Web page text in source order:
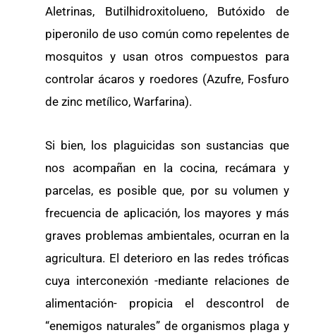
Aletrinas, Butilhidroxitolueno, Butóxido de
piperonilo de uso común como repelentes de
mosquitos y usan otros compuestos para
controlar ácaros y roedores (Azufre, Fosfuro
de zinc metílico, Warfarina).
Si bien, los plaguicidas son sustancias que
nos acompañan en la cocina, recámara y
parcelas, es posible que, por su volumen y
frecuencia de aplicación, los mayores y más
graves problemas ambientales, ocurran en la
agricultura. El deterioro en las redes tróficas
cuya interconexión -mediante relaciones de
alimentación- propicia el descontrol de
“enemigos naturales” de organismos plaga y